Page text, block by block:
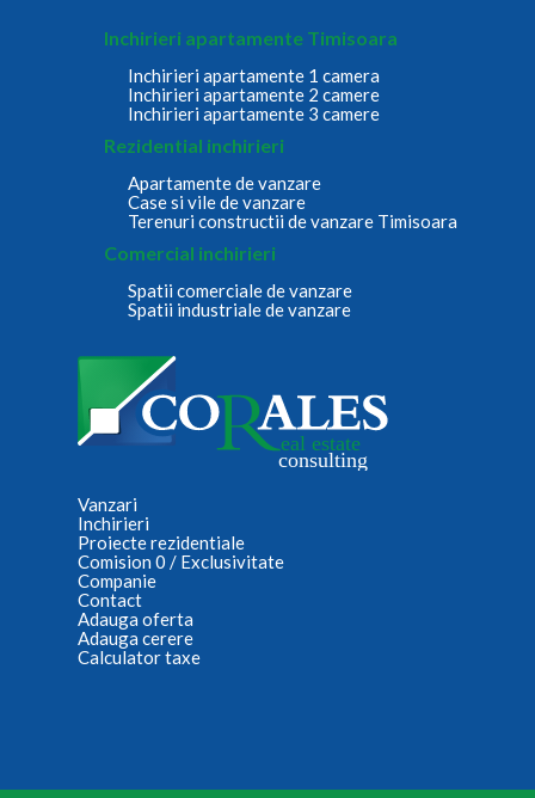
Inchirieri apartamente Timisoara
Inchirieri apartamente 1 camera
Inchirieri apartamente 2 camere
Inchirieri apartamente 3 camere
Rezidential inchirieri
Apartamente de vanzare
Case si vile de vanzare
Terenuri constructii de vanzare Timisoara
Comercial inchirieri
Spatii comerciale de vanzare
Spatii industriale de vanzare
Vanzari
Inchirieri
Proiecte rezidentiale
Comision 0 / Exclusivitate
Companie
Contact
Adauga oferta
Adauga cerere
Calculator taxe